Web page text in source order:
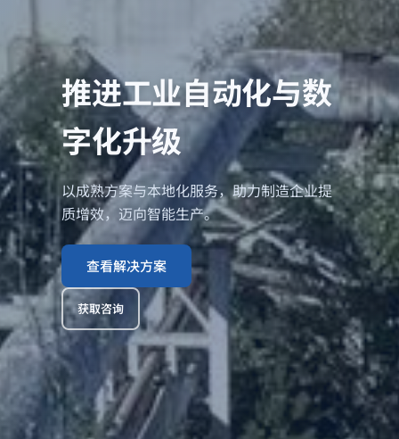
推进工业自动化与数
字化升级
以成熟方案与本地化服务，助力制造企业提
质增效，迈向智能生产。
查看解决方案
获取咨询